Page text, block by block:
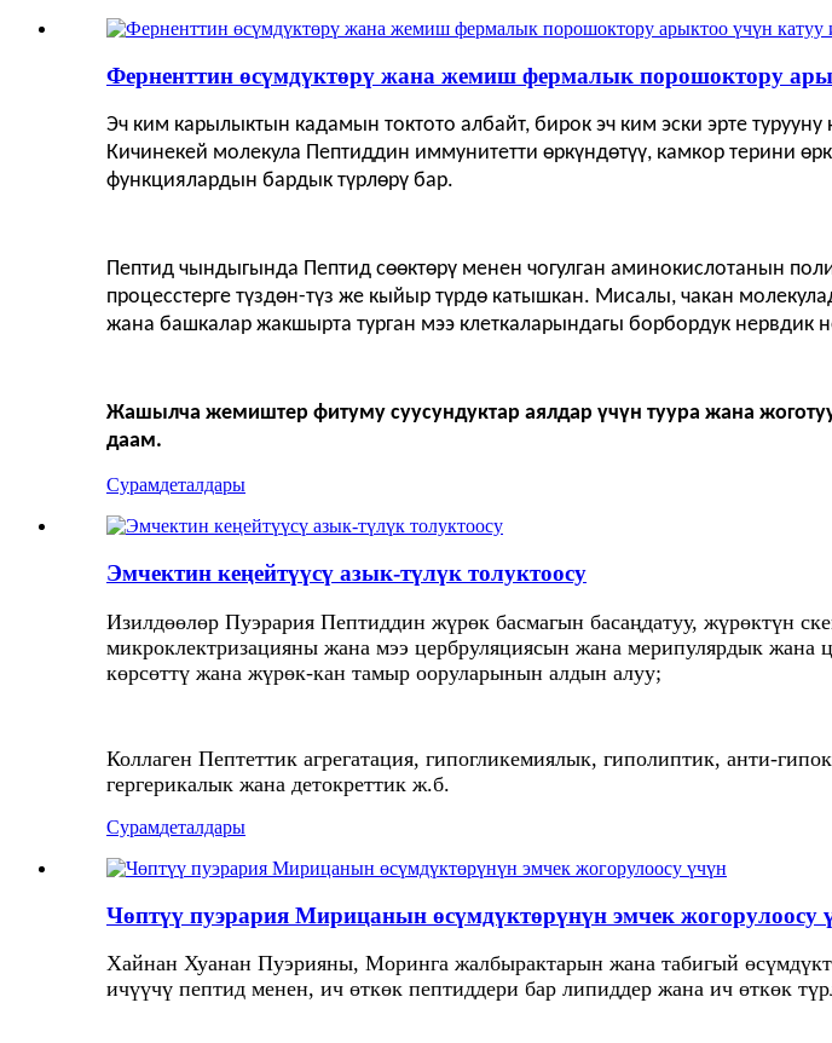
Ферненттин өсүмдүктөрү жана жемиш фермалык порошоктору
Эч ким карылыктын кадамын токтото албайт, бирок эч ким эски эрте
Кичинекей молекула Пептиддин иммунитетти өркүндөтүү, камкор терини
функциялардын бардык түрлөрү бар.
Пептид чындыгында Пептид сөөктөрү менен чогулган аминокислотанын
процесстерге түздөн-түз же кыйыр түрдө катышкан. Мисалы, чакан
жана башкалар жакшырта турган мээ клеткаларындагы борбордук нервдик
Жашылча жемиштер фитуму суусундуктар аялдар үчүн туура жана
даам.
Сурамдеталдары
Эмчектин кеңейтүүсү азык-түлүк толуктоосу
Изилдөөлөр Пуэрария Пептиддин жүрөк басмагын басаңдатуу, жүрөктүн
микроклектризацияны жана мээ цербруляциясын жана мерипулярдык жана
көрсөттү жана жүрөк-кан тамыр ооруларынын алдын алуу;
Коллаген Пептеттик агрегатация, гипогликемиялык, гиполиптик, анти-
гергерикалык жана детокреттик ж.б.
Сурамдеталдары
Чөптүү пуэрария Мирицанын өсүмдүктөрүнүн эмчек жогорулоосу
Хайнан Хуанан Пуэрияны, Моринга жалбырактарын жана табигый
ичүүчү пептид менен, ич өткөк пептиддери бар липиддер жана ич өткөк